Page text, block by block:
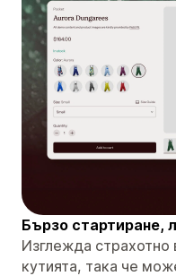
Бързо стартиране,
Изглежда страхотно
кутията, така че